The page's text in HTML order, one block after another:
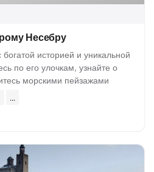
Несебру
историей и уникальной
по его улочкам, узнайте о
морскими пейзажами